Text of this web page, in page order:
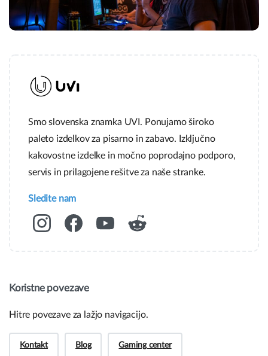
Smo slovenska znamka UVI. Ponujamo široko
paleto izdelkov za pisarno in zabavo. Izključno
kakovostne izdelke in močno poprodajno podporo,
servis in prilagojene rešitve za naše stranke.
Sledite nam
Koristne povezave
Hitre povezave za lažjo navigacijo.
Kontakt Blog Gaming center